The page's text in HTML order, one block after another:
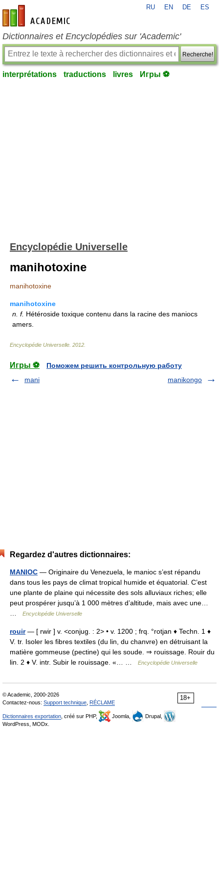
fr-academic.com
RU EN DE ES
Dictionnaires et Encyclopédies sur 'Academic'
Recherche!
interprétations traductions livres Игры ⚽
Encyclopédie Universelle
manihotoxine
manihotoxine
manihotoxine
n. f. Hétéroside toxique contenu dans la racine des maniocs
amers.
Encyclopédie Universelle 2012
Игры ⚽
Поможем решить контрольную работу
mani
manikongo
Regardez d'autres dictionnaires:
MANIOC — Originaire du Venezuela, le manioc s’est répandu
dans tous les pays de climat tropical humide et équatorial. C’est
une plante de plaine qui nécessite des sols alluviaux riches; elle
peut prospérer jusqu’à 1 000 mètres d’altitude, mais avec une…
Encyclopédie Universelle
rouir— [ rwir ] v. <conjug. : 2> • v. 1200 ; frq. °rotjan ♦ Techn. 1 ♦
V. tr. Isoler les fibres textiles (du lin, du chanvre) en détruisant la
matière gommeuse (pectine) qui les soude. ⇒ rouissage. Rouir du
lin. 2 ♦ V. intr. Subir le rouissage. «… …
Encyclopédie Universelle
18+
© Academic, 2000-2026
Contactez-nous: Support technique RÉCLAME
Dictionnaires exportation , créé sur PHP, Joomla,
Drupal,
WordPress, MODx.